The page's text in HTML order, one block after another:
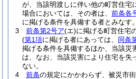
が、当該明渡しに伴い他の町営住宅
場合においては、その者は、 前条各
に掲げる条件を具備する者とみなす。
3
前条第2号ア(エ)に掲げる町営住宅
(第1項に掲げる者にあっては、 同条
掲げる条件を具備するほか、当該災
は、なお、当該災害により住宅を失
ない。
4
前条の規定にかかわらず、被災市